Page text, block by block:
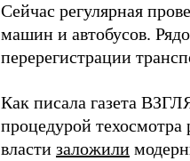
Сейчас регулярная
машин и автобусов.
перерегистрации
Как писала газета
процедурой техосмотра
власти заложили